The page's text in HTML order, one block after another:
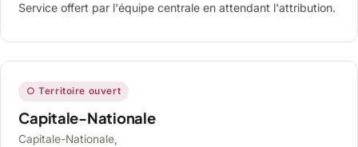
Service offert par l'équipe centrale en attendant l'attribution.
○ Territoire ouvert
Capitale-Nationale
Capitale-Nationale,